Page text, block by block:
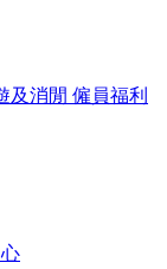
及消閒 僱員福利